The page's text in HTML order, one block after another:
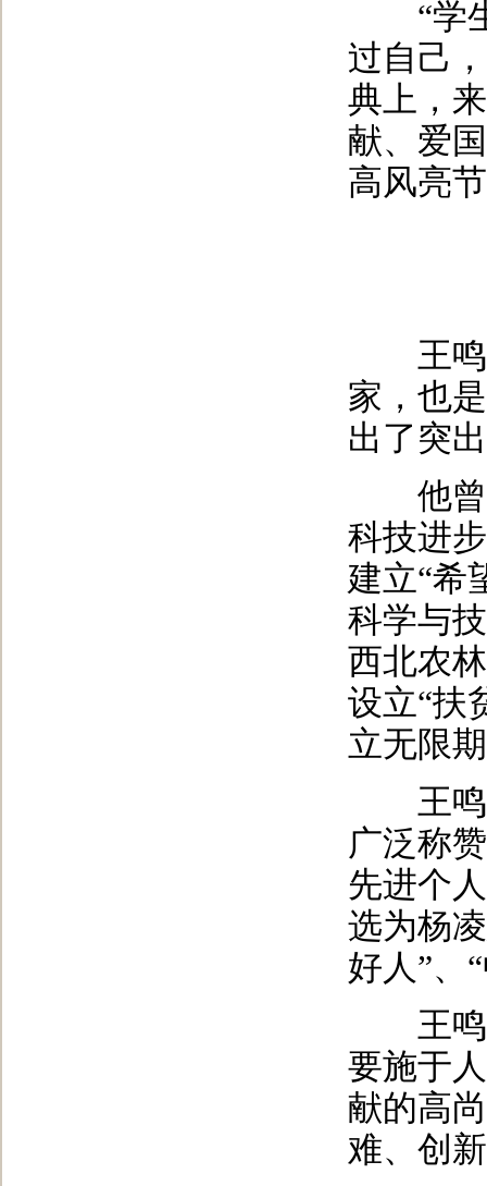
“学生
过自己
典上，
献、爱
高风亮
王鸣
家，也
出了突
他曾多
科技进
建立“希
科学与
西北农
设立“扶
立无限
王鸣
广泛称
先进个
选为杨
好人”、
王鸣
要施于
献的高
难、创